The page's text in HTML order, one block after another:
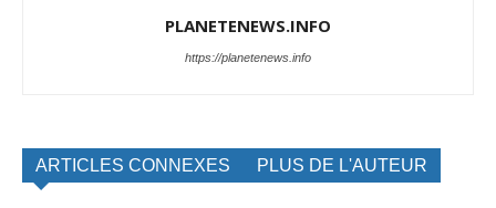
PLANETENEWS.INFO
https://planetenews.info
ARTICLES CONNEXES PLUS DE L'AUTEUR